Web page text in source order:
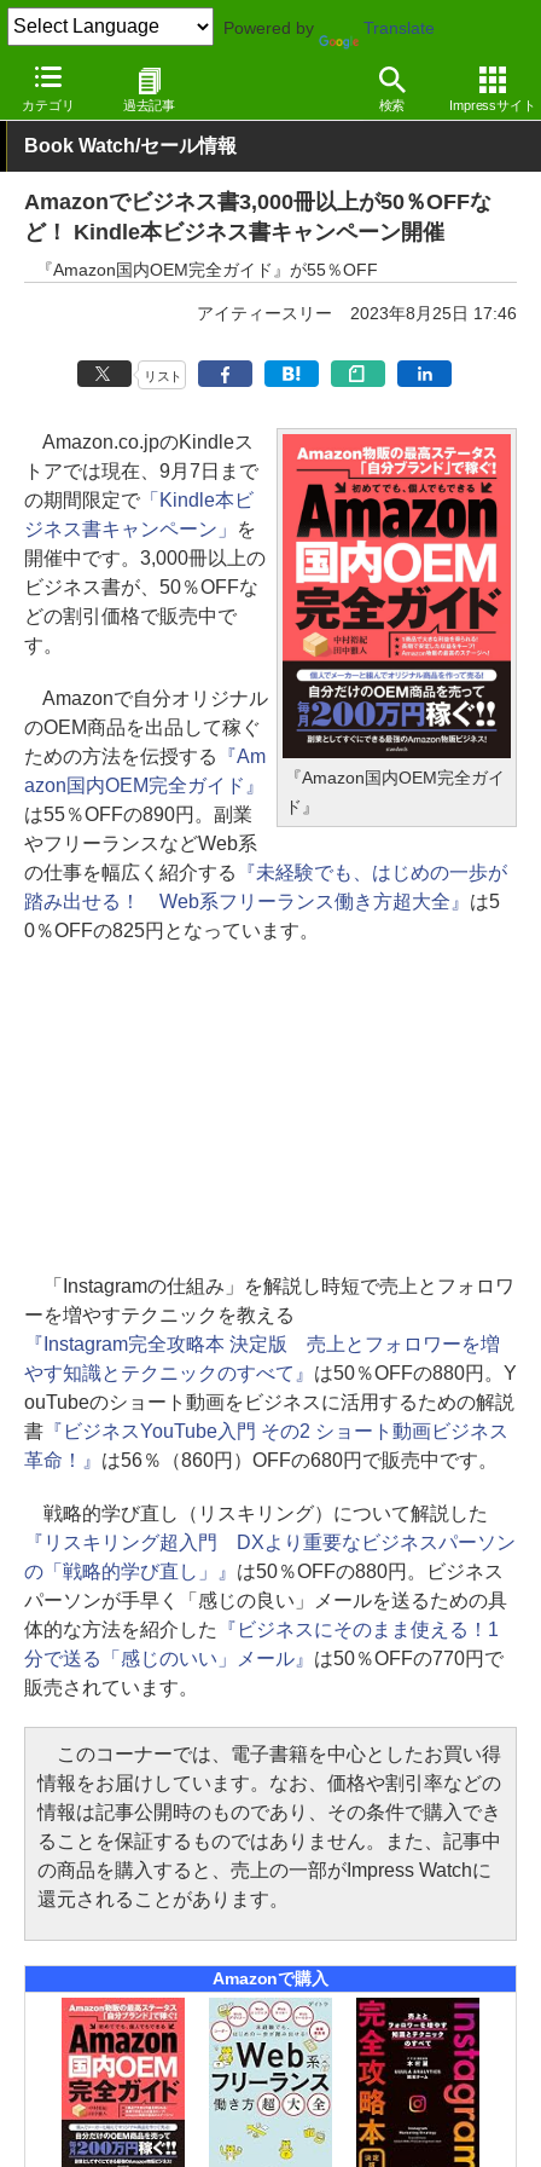
Powered by Translate
カテゴリ 過去記事 検索 Impressサイト
窓の杜 電子書籍・本
Book Watch/セール情報
Amazonでビジネス書3,000冊以上が50％OFFな
ど！ Kindle本ビジネス書キャンペーン開催
『Amazon国内OEM完全ガイド』が55％OFF
アイティースリー 2023年8月25日 17:46
リスト
『Amazon国内OEM完全ガイ
ド』
Amazon.co.jpのKindleス
トアでは現在、9月7日まで
の期間限定で「Kindle本ビ
ジネス書キャンペーン」
を
開催中です。3,000冊以上の
ビジネス書が、50％OFFな
どの割引価格で販売中で
す。
Amazonで自分オリジナル
のOEM商品を出品して稼ぐ
ための方法を伝授する
『Am
azon国内OEM完全ガイド』
は55％OFFの890円。副業
やフリーランスなどWeb系
の仕事を幅広く紹介する
『未経験でも、はじめの一歩が
踏み出せる！ Web系フリーランス働き方超大全』 は5
0％OFFの825円となっています。
「Instagramの仕組み」を解説し時短で売上とフォロワ
ーを増やすテクニックを教える
『Instagram完全攻略本 決定版 売上とフォロワーを増
やす知識とテクニックのすべて』 は50％OFFの880円。Y
ouTubeのショート動画をビジネスに活用するための解説
書 『ビジネスYouTube入門 その2 ショート動画ビジネス
革命！』 は56％（860円）OFFの680円で販売中です。
戦略的学び直し（リスキリング）について解説した
『リスキリング超入門 DXより重要なビジネスパーソン
の「戦略的学び直し」』 は50％OFFの880円。ビジネス
パーソンが手早く「感じの良い」メールを送るための具
体的な方法を紹介した
『ビジネスにそのまま使える！1
分で送る「感じのいい」メール』 は50％OFFの770円で
販売されています。
このコーナーでは、電子書籍を中心としたお買い得
情報をお届けしています。なお、価格や割引率などの
情報は記事公開時のものであり、その条件で購入でき
ることを保証するものではありません。また、記事中
の商品を購入すると、売上の一部がImpress Watchに
還元されることがあります。
Amazonで購入